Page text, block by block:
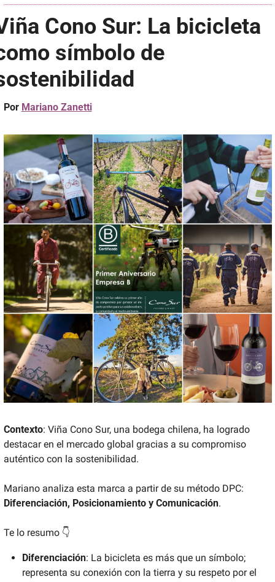
Cono Sur: La bicicleta
símbolo de
Por Mariano Zanetti
Contexto: Viña Cono Sur, una bodega chilena, ha logrado
destacar en el mercado global gracias a su compromiso
auténtico con la sostenibilidad.
Diferenciación, Posicionamiento y Comunicación.
Te lo resumo 👇
Diferenciación: La bicicleta es más que un símbolo;
representa su conexión con la tierra y su respeto por el